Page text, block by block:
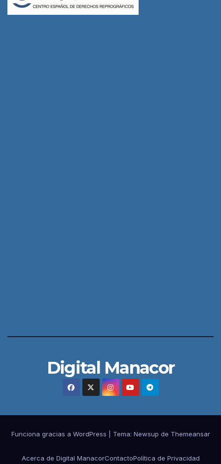
Digital Manacor
Funciona gracias a WordPress Tema: Newsup de Themeansar
Acerca de Digital ManacorContactoPolítica de Privacidad